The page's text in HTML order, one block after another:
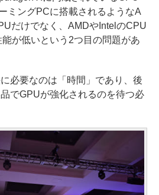
ミングPCに搭載されるようなA
だけでなく、AMDやIntelのCPU
が低いという2つ目の問題があ
必要なのは「時間」であり、後
でGPUが強化されるのを待つ必